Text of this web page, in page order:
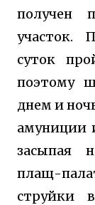
получен
участок.
суток
поэтому
днем и
амуниции
засыпая
плащ-
струйки